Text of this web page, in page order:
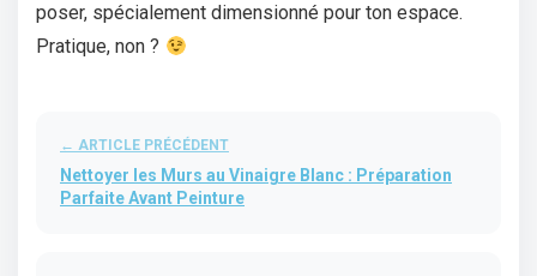
poser, spécialement dimensionné pour ton espace.
Pratique, non ?
← ARTICLE PRÉCÉDENT
Nettoyer les Murs au Vinaigre Blanc : Préparation
Parfaite Avant Peinture